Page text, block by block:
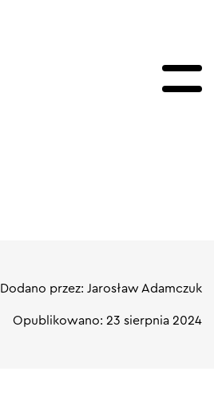
Dodano przez: Jarosław Adamczuk
Opublikowano: 23 sierpnia 2024